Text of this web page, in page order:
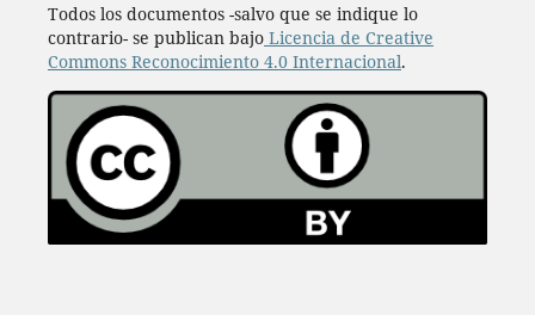
Todos los documentos -salvo que se indique lo
contrario- se publican bajoLicencia de Creative
Commons Reconocimiento 4.0 Internacional.